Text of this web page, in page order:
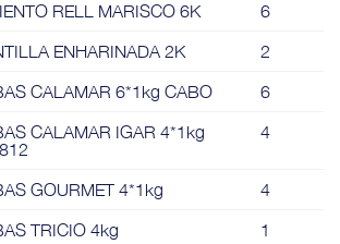
RELL MARISCO 6K 6
ENHARINADA 2K 2
CALAMAR 6*1kg CABO 6
CALAMAR IGAR 4*1kg
4
GOURMET 4*1kg 4
TRICIO 4kg 1